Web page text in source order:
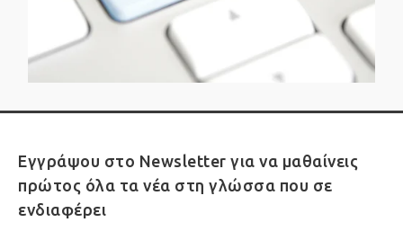
Εγγράψου στο Newsletter για να μαθαίνεις
πρώτος όλα τα νέα στη γλώσσα που σε
ενδιαφέρει